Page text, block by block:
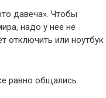
давеча». Чтобы
надо у нее не
отключить или ноутбук
равно общались.